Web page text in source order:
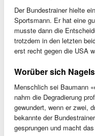
Der Bundestrainer hielte
Sportsmann. Er hat eine
musste dann die
trotzdem in den letzten
erst recht gegen die USA
Worüber sich
Menschlich sei Baumann
nahm die Degradierung
gewundert, wenn er zwei,
bekannte der
gesprungen und macht